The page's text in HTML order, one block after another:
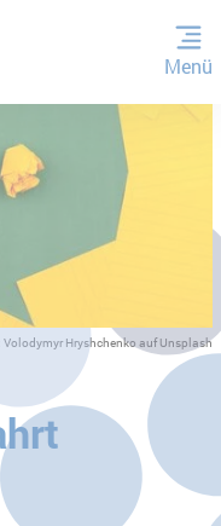
Menü
Volodymyr Hryshchenko auf Unsplash